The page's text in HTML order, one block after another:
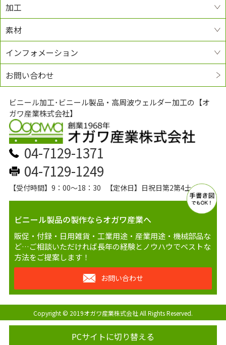
加工
素材
インフォメーション
お問い合わせ
ビニール加工･ビニール製品・高周波ウェルダー加工の【オ
ガワ産業株式会社】
04-7129-1371
04-7129-1249
【受付時間】9：00～18：30 【定休日】日祝日第2第4土
ビニール製品の製作ならオガワ産業へ
販促・付録・日用雑貨・工業用途・産業用途・機械部品な
ど…ご相談いただければ長年の経験とノウハウでベストな
方法をご提案します！
お問い合わせ
Copyright © 2019オガワ産業株式会社 All Rights Reserved.
PCサイトに切り替える